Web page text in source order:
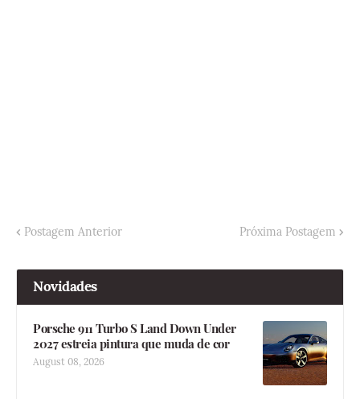
Postagem Anterior Próxima Postagem
Novidades
Porsche 911 Turbo S Land Down Under
2027 estreia pintura que muda de cor
August 08, 2026